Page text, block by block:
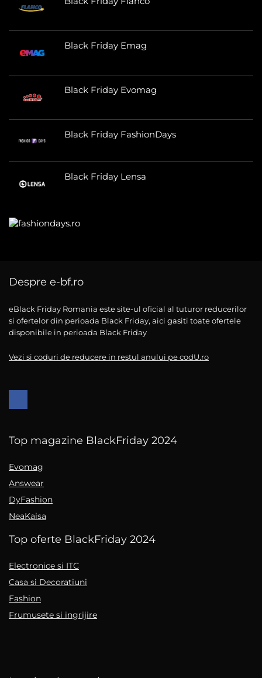
Black Friday Emag
Black Friday Evomag
Black Friday FashionDays
Black Friday Lensa
Despre e-bf.ro
eBlack Friday Romania este site-ul oficial al tuturor reducerilor
si ofertelor din perioada Black Friday, aici gasiti toate ofertele
disponibile in perioada Black Friday
Vezi si coduri de reducere in restul anului pe codU.ro
Top magazine BlackFriday 2024
Evomag
Answear
DyFashion
NeaKaisa
Top oferte BlackFriday 2024
Electronice si ITC
Casa si Decoratiuni
Fashion
Frumusete si ingrijire